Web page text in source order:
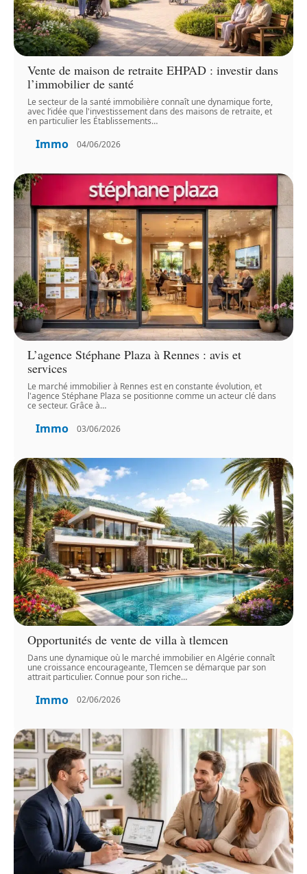
Vente de maison de retraite EHPAD : investir dans
l’immobilier de santé
Le secteur de la santé immobilière connaît une dynamique forte,
avec l’idée que l'investissement dans des maisons de retraite, et
en particulier les Établissements…
Immo 04/06/2026
L’agence Stéphane Plaza à Rennes : avis et
services
Le marché immobilier à Rennes est en constante évolution, et
l'agence Stéphane Plaza se positionne comme un acteur clé dans
ce secteur. Grâce à…
Immo 03/06/2026
Opportunités de vente de villa à tlemcen
Dans une dynamique où le marché immobilier en Algérie connaît
une croissance encourageante, Tlemcen se démarque par son
attrait particulier. Connue pour son riche…
Immo 02/06/2026